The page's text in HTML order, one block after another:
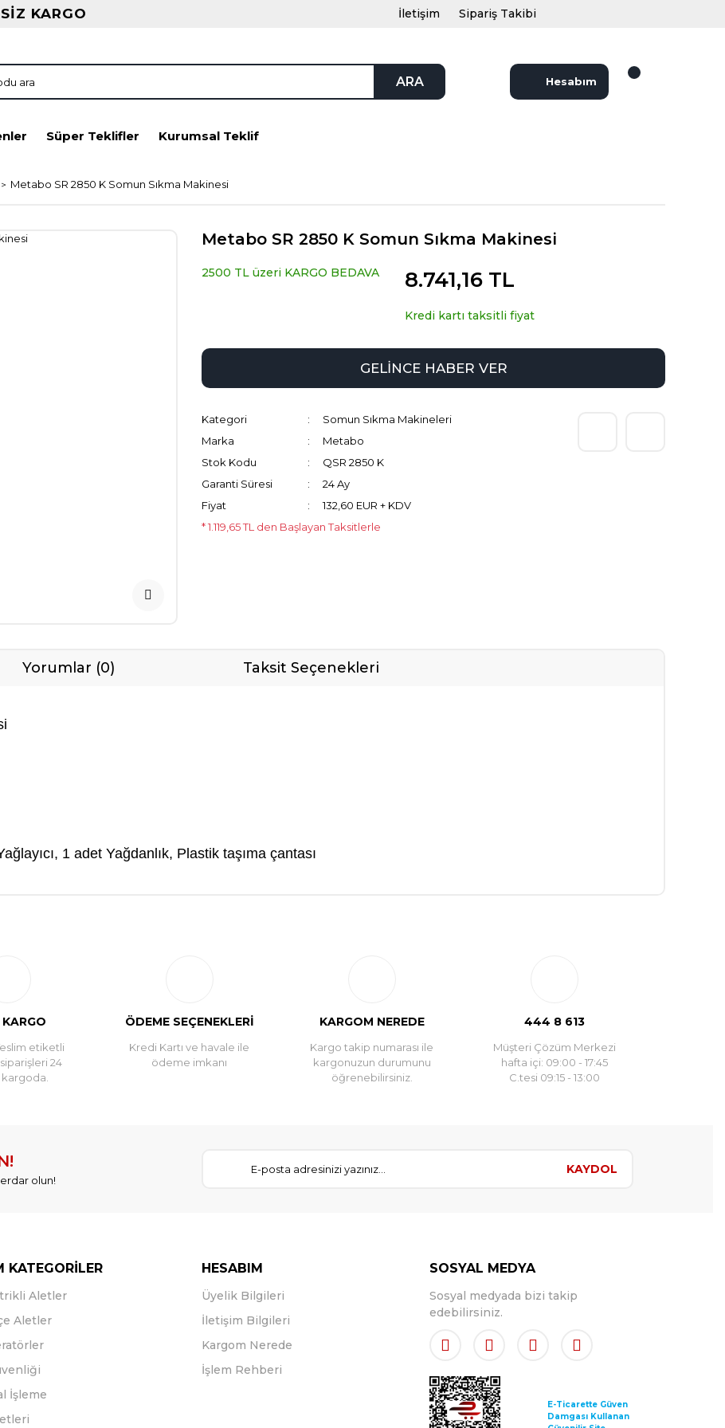
KARGO İletişim Sipariş Takibi
ARA Hesabım
Süper Teklifler Kurumsal Teklif
Metabo SR 2850 K Somun Sıkma Makinesi
Metabo SR 2850 K Somun Sıkma Makinesi
2500 TL üzeri KARGO BEDAVA 8.741,16 TL
Kredi kartı taksitli fiyat
GELİNCE HABER VER
Kategori
Somun Sıkma Makineleri
Marka
Metabo
Stok Kodu
QSR 2850 K
Garanti Süresi
24 Ay
Fiyat
132,60 EUR + KDV
* 1.119,65 TL den Başlayan Taksitlerle
Yorumlar (0) Taksit Seçenekleri
1 adet Yağdanlık, Plastik taşıma çantası
etiketli
24
ÖDEME SEÇENEKLERİ
Kredi Kartı ve havale ile
ödeme imkanı
KARGOM NEREDE
Kargo takip numarası ile
kargonuzun durumunu
öğrenebilirsiniz.
444 8 613
Müşteri Çözüm Merkezi
hafta içi: 09:00 - 17:45
C.tesi 09:15 - 13:00
olun!
KAYDOL
KATEGORİLER
Aletler
Aletler
İşleme
HESABIM
Üyelik Bilgileri
İletişim Bilgileri
Kargom Nerede
İşlem Rehberi
SOSYAL MEDYA
Sosyal medyada bizi takip
edebilirsiniz.
E-Ticarette Güven
Damgası Kullanan